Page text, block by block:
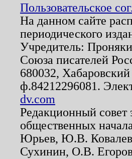
Пользовательское
На данном сайте
периодического
Учредитель:
Союза писателей
680032,
ф.84212296081.
dv.com
Редакционный совет
общественных
Юрьев, Ю.В.
Сухинин, О.В.